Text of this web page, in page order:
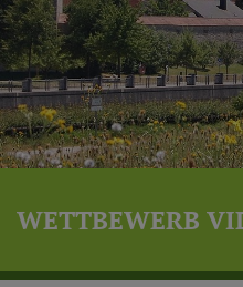
WETTBEWERB